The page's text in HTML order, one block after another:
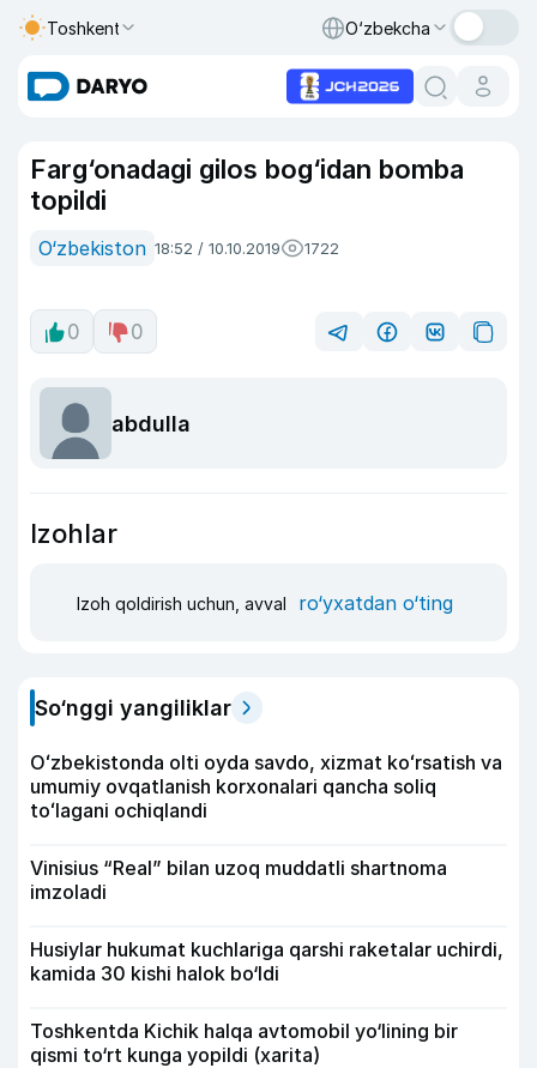
Toshkent O‘zbekcha
Farg‘onadagi gilos bog‘idan bomba
topildi
O‘zbekiston 18:52 / 10.10.2019 1722
0 0
abdulla
Izohlar
Izoh qoldirish uchun, avval ro‘yxatdan o‘ting
So‘nggi yangiliklar
Oʻzbekistonda olti oyda savdo, xizmat koʻrsatish va
umumiy ovqatlanish korxonalari qancha soliq
toʻlagani ochiqlandi
Vinisius “Real” bilan uzoq muddatli shartnoma
imzoladi
Husiylar hukumat kuchlariga qarshi raketalar uchirdi,
kamida 30 kishi halok bo‘ldi
Toshkentda Kichik halqa avtomobil yo‘lining bir
qismi to‘rt kunga yopildi (xarita)